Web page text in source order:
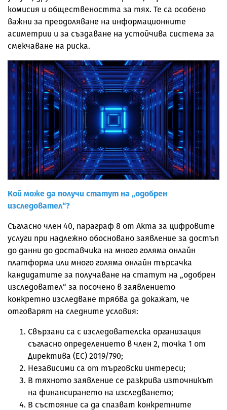
комисия и обществеността за тях. Те са особено
важни за преодоляване на информационните
асиметрии и за създаване на устойчива система за
смекчаване на риска.
Кой може да получи статут на „одобрен
изследовател“?
Съгласно член 40, параграф 8 от Акта за цифровите
услуги при надлежно обосновано заявление за достъп
до данни до доставчика на много голяма онлайн
платформа или много голяма онлайн търсачка
кандидатите за получаване на статут на „одобрен
изследовател“ за посочено в заявлението
конкретно изследване трябва да докажат, че
отговарят на следните условия:
Свързани са с изследователска организация
съгласно определението в член 2, точка 1 от
Директива (ЕС) 2019/790;
Независими са от търговски интереси;
В тяхното заявление се разкрива източникът
на финансирането на изследването;
В състояние са да спазват конкретните